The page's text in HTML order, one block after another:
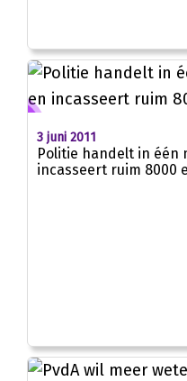
3 juni 2011
Politie handelt in één
incasseert ruim 8000